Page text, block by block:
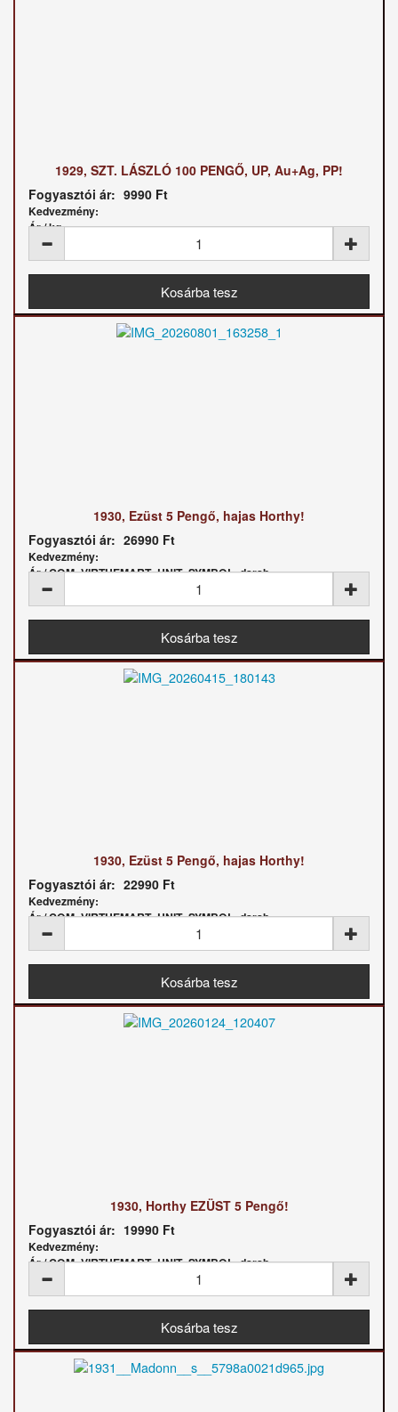
1929, SZT. LÁSZLÓ 100 PENGŐ, UP, Au+Ag, PP!
Fogyasztói ár: 9990 Ft
Kedvezmény:
Ár / kg:
1930, Ezüst 5 Pengő, hajas Horthy!
Fogyasztói ár: 26990 Ft
Kedvezmény:
Ár / COM_VIRTUEMART_UNIT_SYMBOL_darab:
1930, Ezüst 5 Pengő, hajas Horthy!
Fogyasztói ár: 22990 Ft
Kedvezmény:
Ár / COM_VIRTUEMART_UNIT_SYMBOL_darab:
1930, Horthy EZÜST 5 Pengő!
Fogyasztói ár: 19990 Ft
Kedvezmény:
Ár / COM_VIRTUEMART_UNIT_SYMBOL_darab: